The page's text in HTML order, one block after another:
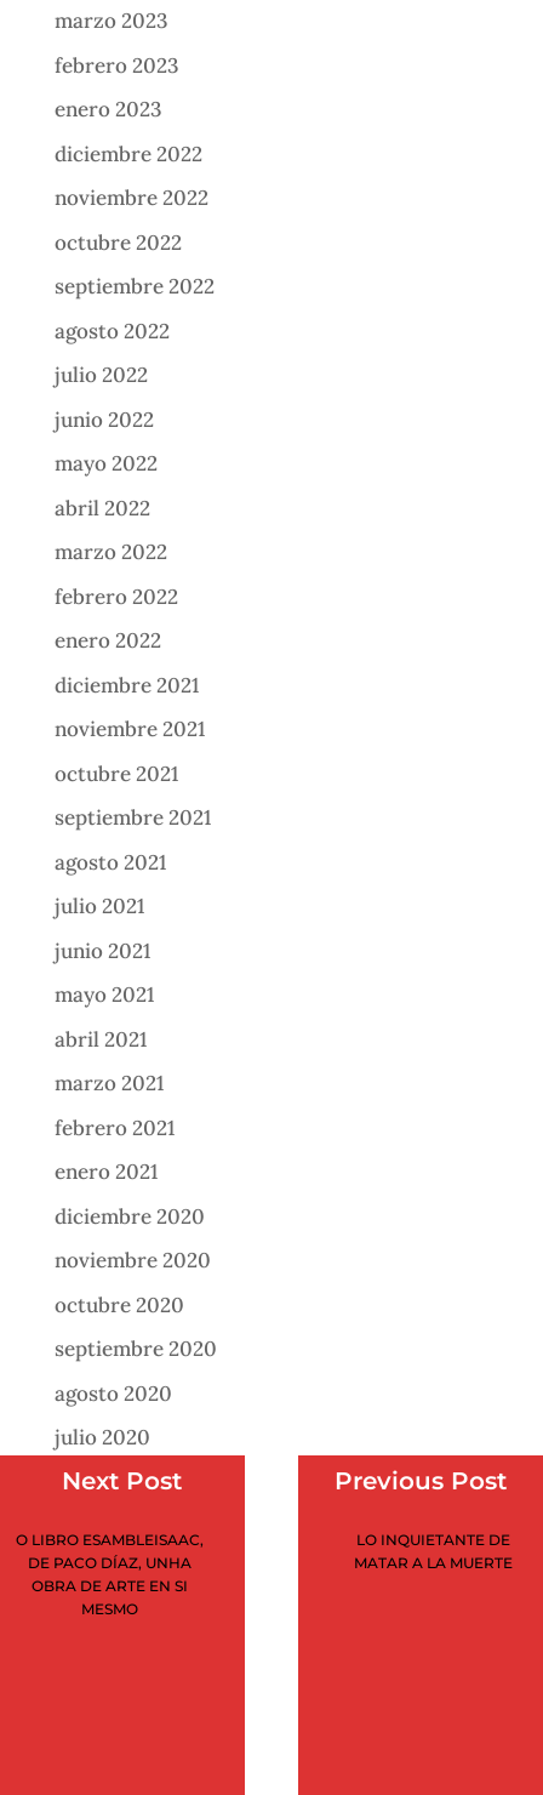
marzo 2023
febrero 2023
enero 2023
diciembre 2022
noviembre 2022
octubre 2022
septiembre 2022
agosto 2022
julio 2022
junio 2022
mayo 2022
abril 2022
marzo 2022
febrero 2022
enero 2022
diciembre 2021
noviembre 2021
octubre 2021
septiembre 2021
agosto 2021
julio 2021
junio 2021
mayo 2021
abril 2021
marzo 2021
febrero 2021
enero 2021
diciembre 2020
noviembre 2020
octubre 2020
septiembre 2020
agosto 2020
julio 2020
junio 2020
abril 2020
marzo 2020
Previous Post
LO INQUIETANTE DE
MATAR A LA MUERTE
Next Post
O LIBRO ESAMBLEISAAC,
DE PACO DÍAZ, UNHA
OBRA DE ARTE EN SI
MESMO